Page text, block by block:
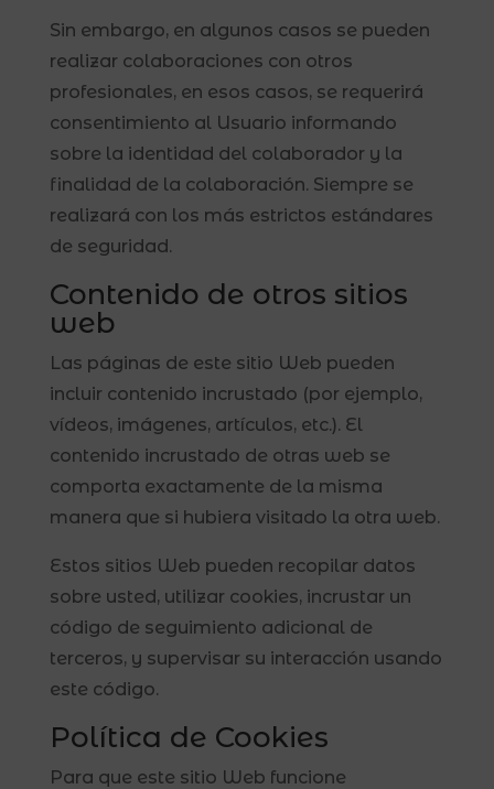
Sin embargo, en algunos casos se pueden
realizar colaboraciones con otros
profesionales, en esos casos, se requerirá
consentimiento al Usuario informando
sobre la identidad del colaborador y la
finalidad de la colaboración. Siempre se
realizará con los más estrictos estándares
de seguridad.
Contenido de otros sitios
web
Las páginas de este sitio Web pueden
incluir contenido incrustado (por ejemplo,
vídeos, imágenes, artículos, etc.). El
contenido incrustado de otras web se
comporta exactamente de la misma
manera que si hubiera visitado la otra web.
Estos sitios Web pueden recopilar datos
sobre usted, utilizar cookies, incrustar un
código de seguimiento adicional de
terceros, y supervisar su interacción usando
este código.
Política de Cookies
Para que este sitio Web funcione